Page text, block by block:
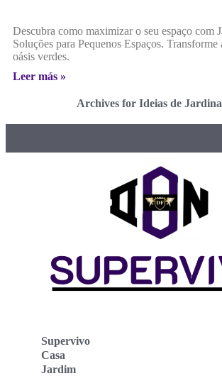
Descubra como maximizar o seu espaço com
Soluções para Pequenos Espaços. Transforme
oásis verdes.
Leer más »
Archives for Ideias de
Supervivo
Casa
Jardim